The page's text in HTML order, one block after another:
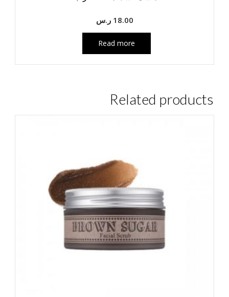
18.00 ر.س
Read more
Related products